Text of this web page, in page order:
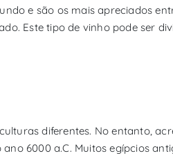
e são os mais apreciados
Este tipo de vinho pode ser
diferentes. No entanto,
6000 a.C. Muitos egípcios